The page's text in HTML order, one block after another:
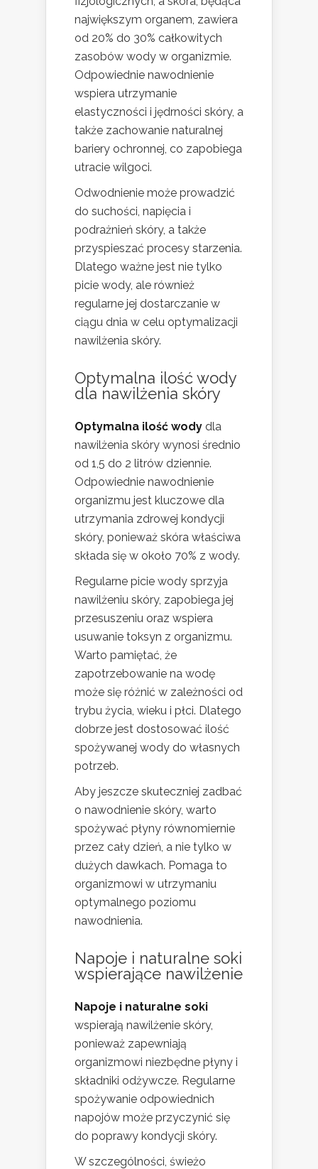
największym organem, zawiera
od 20% do 30% całkowitych
zasobów wody w organizmie.
Odpowiednie nawodnienie
wspiera utrzymanie
elastyczności i jędrności skóry, a
także zachowanie naturalnej
bariery ochronnej, co zapobiega
utracie wilgoci.
Odwodnienie może prowadzić
do suchości, napięcia i
podrażnień skóry, a także
przyspieszać procesy starzenia.
Dlatego ważne jest nie tylko
picie wody, ale również
regularne jej dostarczanie w
ciągu dnia w celu optymalizacji
nawilżenia skóry.
Optymalna ilość wody
dla nawilżenia skóry
Optymalna ilość wody dla
nawilżenia skóry wynosi średnio
od 1,5 do 2 litrów dziennie.
Odpowiednie nawodnienie
organizmu jest kluczowe dla
utrzymania zdrowej kondycji
skóry, ponieważ skóra właściwa
składa się w około 70% z wody.
Regularne picie wody sprzyja
nawilżeniu skóry, zapobiega jej
przesuszeniu oraz wspiera
usuwanie toksyn z organizmu.
Warto pamiętać, że
zapotrzebowanie na wodę
może się różnić w zależności od
trybu życia, wieku i płci. Dlatego
dobrze jest dostosować ilość
spożywanej wody do własnych
potrzeb.
Aby jeszcze skuteczniej zadbać
o nawodnienie skóry, warto
spożywać płyny równomiernie
przez cały dzień, a nie tylko w
dużych dawkach. Pomaga to
organizmowi w utrzymaniu
optymalnego poziomu
nawodnienia.
Napoje i naturalne soki
wspierające nawilżenie
Napoje i naturalne soki
wspierają nawilżenie skóry,
ponieważ zapewniają
organizmowi niezbędne płyny i
składniki odżywcze. Regularne
spożywanie odpowiednich
napojów może przyczynić się
do poprawy kondycji skóry.
W szczególności, świeżo